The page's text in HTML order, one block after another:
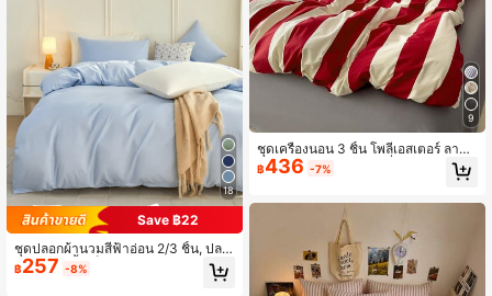
18
Save ฿22
ชุดปลอกผ้านวมสีฟ้าอ่อน 2/3 ชิ้น, ปลอ
กผ้านวมสีพื้นเป็นมิตรต่อผิว, ปลอกผ้าน
วมสไตล์มินิมอลที่สบาย, เหมาะสำหรับเ
฿257 -8%
9
ชุดเครื่องนอน 3 ชิ้น โพลีเอสเตอร์ ลายพิ
มพ์วินเทจมินิมอล ชุดเครื่องนอนหอพัก
ชุดเครื่องนอนตกแต่งหอพัก ปิดด้วยซิป
ดี่ยว เตียงคู่ เตียงคิงไซส์ ชุดเครื่องนอน
ห้องนอน ซักเครื่องได้รวดเร็ว กลับไปโร
งเรียน ชีวิตในมหาวิทยาลัย เครื่องนอน
จำเป็นสำหรับการย้ายเข้า! (รวม 1 ปลอ
กผ้านวม 2 ปลอกหมอน ไม่รวมไส้)
฿436 -7%